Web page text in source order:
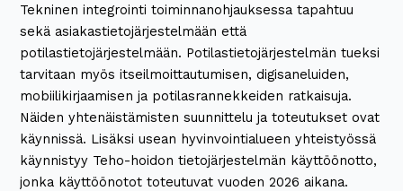
Tekninen integrointi toiminnanohjauksessa tapahtuu
sekä asiakastietojärjestelmään että
potilastietojärjestelmään. Potilastietojärjestelmän tueksi
tarvitaan myös itseilmoittautumisen, digisaneluiden,
mobiilikirjaamisen ja potilasrannekkeiden ratkaisuja.
Näiden yhtenäistämisten suunnittelu ja toteutukset ovat
käynnissä. Lisäksi usean hyvinvointialueen yhteistyössä
käynnistyy Teho-hoidon tietojärjestelmän käyttöönotto,
jonka käyttöönotot toteutuvat vuoden 2026 aikana.